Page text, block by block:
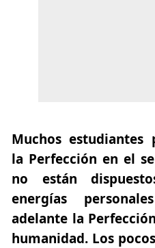
Muchos
la Perfección en el
no están
energías
adelante la
humanidad. Los